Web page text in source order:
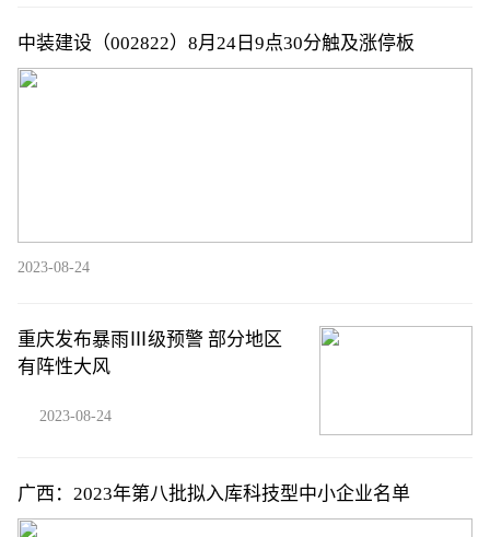
中装建设（002822）8月24日9点30分触及涨停板
2023-08-24
重庆发布暴雨Ⅲ级预警 部分地区
有阵性大风
2023-08-24
广西：2023年第八批拟入库科技型中小企业名单